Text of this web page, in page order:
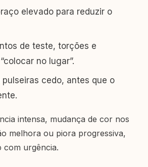
elevado para reduzir o
de teste, torções e
no lugar”.
pulseiras cedo, antes que o
intensa, mudança de cor nos
melhora ou piora progressiva,
com urgência.